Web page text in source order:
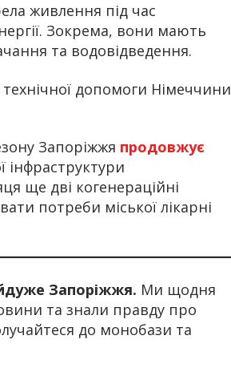
живлення під час
Зокрема, вони мають
та водовідведення.
допомоги Німеччини
Запоріжжя продовжує
інфраструктури
ще дві когенераційні
потреби міської лікарні
Запоріжжя. Ми щодня
та знали правду про
до монобази та